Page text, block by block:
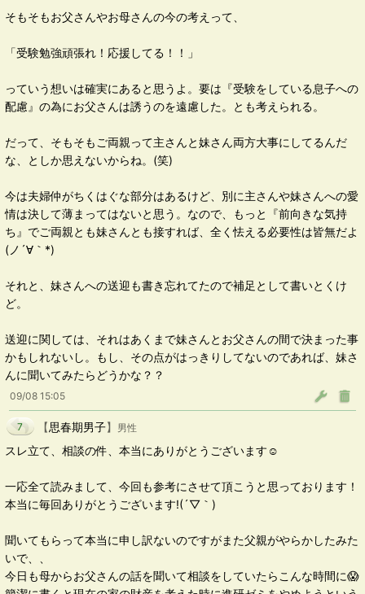
そもそもお父さんやお母さんの今の考えって、
「受験勉強頑張れ！応援してる！！」
っていう想いは確実にあると思うよ。要は『受験をしている息子への
配慮』の為にお父さんは誘うのを遠慮した。とも考えられる。
だって、そもそもご両親って主さんと妹さん両方大事にしてるんだ
な、としか思えないからね。(笑)
今は夫婦仲がちくはぐな部分はあるけど、別に主さんや妹さんへの愛
情は決して薄まってはないと思う。なので、もっと『前向きな気持
ち』でご両親とも妹さんとも接すれば、全く怯える必要性は皆無だよ
(ノ´∀｀*)
それと、妹さんへの送迎も書き忘れてたので補足として書いとくけ
ど。
送迎に関しては、それはあくまで妹さんとお父さんの間で決まった事
かもしれないし。もし、その点がはっきりしてないのであれば、妹さ
んに聞いてみたらどうかな？？
09/08 15:05
7 【思春期男子】 男性
スレ立て、相談の件、本当にありがとうございます☺️
一応全て読みまして、今回も参考にさせて頂こうと思っております！
本当に毎回ありがとうございます!(´▽｀)
聞いてもらって本当に申し訳ないのですがまた父親がやらかしたみた
いで、、
今日も母からお父さんの話を聞いて相談をしていたらこんな時間に😱